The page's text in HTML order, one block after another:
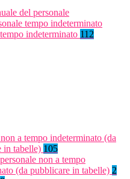
del personale
tempo indeterminato
indeterminato 112
a tempo indeterminato (da
in tabelle) 105
non a tempo
(da pubblicare in tabelle) 2